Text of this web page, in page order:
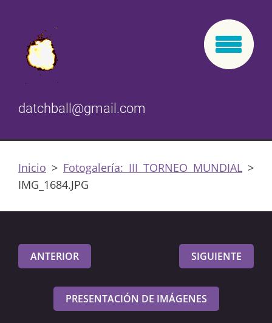
datchball@gmail.com
Inicio > Fotogalería: III TORNEO MUNDIAL >
IMG_1684.JPG
ANTERIOR SIGUIENTE
PRESENTACIÓN DE IMÁGENES